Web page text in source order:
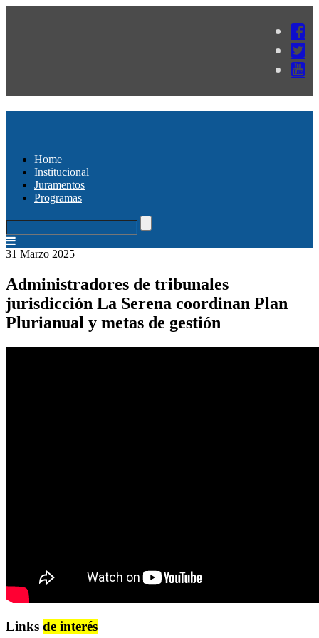
Home
Institucional
Juramentos
Programas
31 Marzo 2025
Administradores de tribunales
jurisdicción La Serena coordinan Plan
Plurianual y metas de gestión
Links de interés